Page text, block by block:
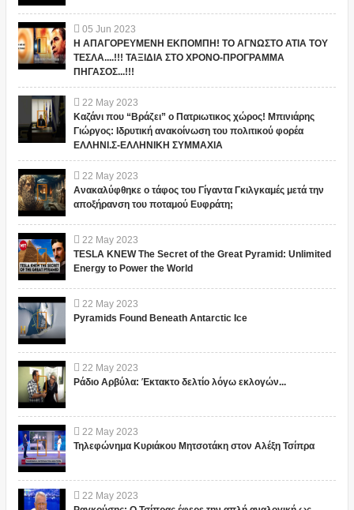
05 Jun 2023
Η ΑΠΑΓΟΡΕΥΜΕΝΗ ΕΚΠΟΜΠΗ! ΤΟ ΑΓΝΩΣΤΟ ΑΤΙΑ ΤΟΥ
ΤΕΣΛΑ....!!! ΤΑΞΙΔΙΑ ΣΤΟ ΧΡΟΝΟ-ΠΡΟΓΡΑΜΜΑ
ΠΗΓΑΣΟΣ...!!!
22 May 2023
Καζάνι που “Βράζει” ο Πατριωτικος χώρος! Μπινιάρης
Γιώργος: Ιδρυτική ανακοίνωση του πολιτικού φορέα
ΕΛΛΗΝΙ.Σ-ΕΛΛΗΝΙΚΗ ΣΥΜΜΑΧΙΑ
22 May 2023
Ανακαλύφθηκε ο τάφος του Γίγαντα Γκιλγκαμές μετά την
αποξήρανση του ποταμού Ευφράτη;
22 May 2023
TESLA KNEW The Secret of the Great Pyramid: Unlimited
Energy to Power the World
22 May 2023
Pyramids Found Beneath Antarctic Ice
22 May 2023
Ράδιο Αρβύλα: Έκτακτο δελτίο λόγω εκλογών...
22 May 2023
Τηλεφώνημα Κυριάκου Μητσοτάκη στον Αλέξη Τσίπρα
22 May 2023